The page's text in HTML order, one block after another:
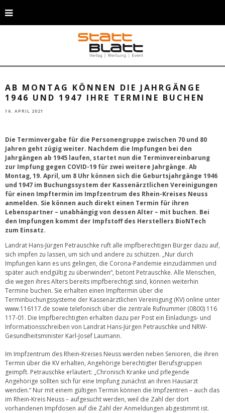
Ab Montag, 19. April, können sich die Geburtsjahrgänge 1946 und 1947 für
einen Impftermin anmelden. (Foto: GettyImages)
AB MONTAG KÖNNEN DIE JAHRGÄNGE
1946 UND 1947 IHRE TERMINE BUCHEN
16. APRIL 2021
Die Terminvergabe für die Personengruppe zwischen 70 und 80
Jahren geht zügig weiter. Nachdem die Impfungen bei den
Jahrgängen ab 1945 laufen, startet nun die Terminvereinbarung
zur Impfung gegen COVID-19 für zwei weitere Jahrgänge. Ab
Montag, 19. April, um 8 Uhr können sich die Geburtsjahrgänge 1946
und 1947 im Buchungssystem der Kassenärztlichen Vereinigungen
für einen Impftermin im Impfzentrum des Rhein-Kreises Neuss
anmelden. Sie können auch direkt einen Termin für ihren
Lebenspartner – unabhängig von dessen Alter – mit buchen. Bei
den Impfungen kommt der Impfstoff des Herstellers BioNTech
zum Einsatz.
Landrat Hans-Jürgen Petrauschke ruft alle impfberechtigen Bürger dazu auf,
sich impfen zu lassen, um sich und andere zu schützen. „Nur durch
Impfungen kann es uns gelingen, die Corona-Pandemie einzudämmen und
später auch endgültig zu überwinden“, betont Petrauschke. Alle Menschen,
die wegen ihres Alters bereits impfberechtigt sind, können weiterhin
Termine buchen. Sie erhalten einen Impftermin über die
Terminbuchungssysteme der Kassenärztlichen Vereinigung (KV) online unter
www.116117.de sowie telefonisch über die zentrale Rufnummer (0800) 116
117-01. Die Impfberechtigten erhalten dazu per Post ein Einladungs- und
Informationsschreiben von Landrat Hans-Jürgen Petrauschke und NRW-
Gesundheitsminister Karl-Josef Laumann.
Im Impfzentrum des Rhein-Kreises Neuss werden neben Senioren, die ihren
Termin über die KV erhalten, Angehörige berechtigter Berufsgruppen
geimpft. Petrauschke erläutert: „Chronisch Kranke und pflegende
Angehörige sollten sich für eine Impfung zunächst an ihren Hausarzt
wenden.“ Nur mit einem gültigen Termin können die Impfzentren – auch das
im Rhein-Kreis Neuss – aufgesucht werden, weil die Zahl der dort
vorhandenen Impfdosen auf die Zahl der Anmeldungen abgestimmt ist.